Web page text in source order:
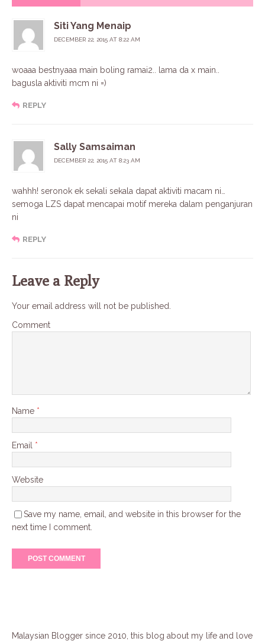
Siti Yang Menaip
DECEMBER 22, 2015 AT 8:22 AM
woaaa bestnyaaa main boling ramai2.. lama da x main..
bagusla aktiviti mcm ni =)
REPLY
Sally Samsaiman
DECEMBER 22, 2015 AT 8:23 AM
wahhh! seronok ek sekali sekala dapat aktiviti macam ni…
semoga LZS dapat mencapai motif mereka dalam penganjuran
ni
REPLY
Leave a Reply
Your email address will not be published.
Comment
Name *
Email *
Website
Save my name, email, and website in this browser for the
next time I comment.
Malaysian Blogger since 2010, this blog about my life and love